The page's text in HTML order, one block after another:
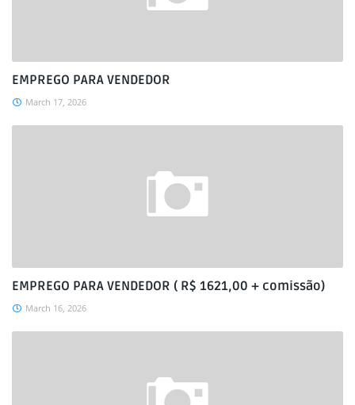
EMPREGO PARA VENDEDOR
March 17, 2026
EMPREGO PARA VENDEDOR ( R$ 1621,00 + comissão)
March 16, 2026